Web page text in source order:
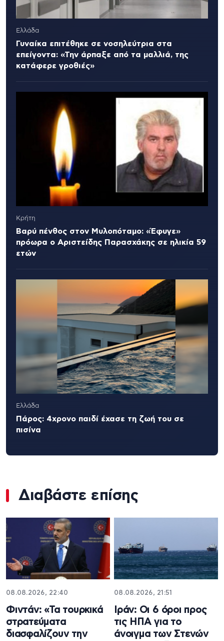
Ελλάδα
Γυναίκα επιτέθηκε σε νοσηλεύτρια στα
επείγοντα: «Την άρπαξε από τα μαλλιά, της
κατάφερε γροθιές»
Κρήτη
Βαρύ πένθος στον Μυλοπόταμο: «Έφυγε»
πρόωρα ο Αριστείδης Παρασχάκης σε ηλικία 59
ετών
Ελλάδα
Πάρος: 4χρονο παιδί έχασε τη ζωή του σε
πισίνα
Διαβάστε επίσης
08.08.2026, 22:40
Φιντάν: «Τα τουρκικά
στρατεύματα
διασφαλίζουν την
08.08.2026, 21:51
Ιράν: Οι 6 όροι προς
τις ΗΠΑ για το
άνοιγμα των Στενών